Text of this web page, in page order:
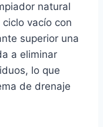
natural
vacío con
superior una
a eliminar
lo que
de drenaje